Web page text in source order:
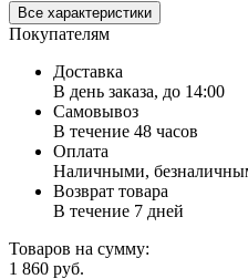
Все характеристики
Покупателям
Доставка
В день заказа, до 14:00
Самовывоз
В течение 48 часов
Оплата
Наличными,
Возврат товара
В течение 7 дней
Товаров на сумму:
1 860 руб.